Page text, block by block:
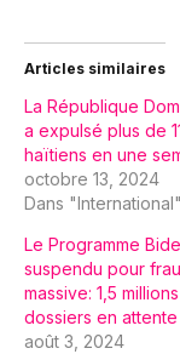
Articles similaires
La République
a expulsé plus de
haïtiens en une
octobre 13, 2024
Dans "International"
Le Programme
suspendu pour
massive: 1,5
dossiers en attente
août 3, 2024